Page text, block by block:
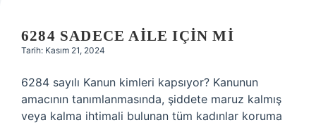
6284 SADECE AILE IÇIN MI
Tarih: Kasım 21, 2024
6284 sayılı Kanun kimleri kapsıyor? Kanunun
amacının tanımlanmasında, şiddete maruz kalmış
veya kalma ihtimali bulunan tüm kadınlar koruma